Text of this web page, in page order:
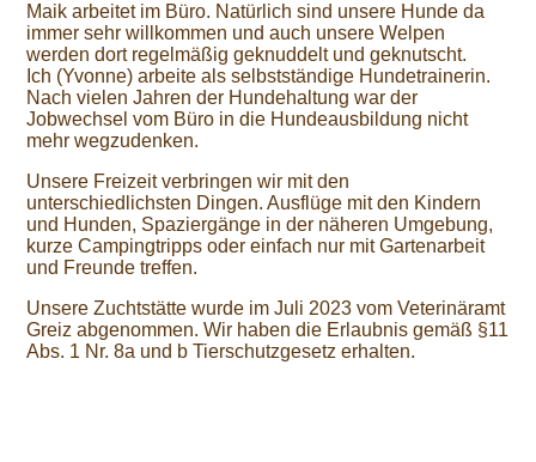
Maik arbeitet im Büro. Natürlich sind unsere Hunde da
immer sehr willkommen und auch unsere Welpen
werden dort regelmäßig geknuddelt und geknutscht.
Ich (Yvonne) arbeite als selbstständige Hundetrainerin.
Nach vielen Jahren der Hundehaltung war der
Jobwechsel vom Büro in die Hundeausbildung nicht
mehr wegzudenken.
Unsere Freizeit verbringen wir mit den
unterschiedlichsten Dingen. Ausflüge mit den Kindern
und Hunden, Spaziergänge in der näheren Umgebung,
kurze Campingtripps oder einfach nur mit Gartenarbeit
und Freunde treffen.
Unsere Zuchtstätte wurde im Juli 2023 vom Veterinäramt
Greiz abgenommen. Wir haben die Erlaubnis gemäß §11
Abs. 1 Nr. 8a und b Tierschutzgesetz erhalten.